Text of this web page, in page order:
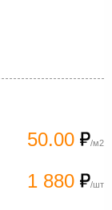
50.00 /м2
1 880 /шт